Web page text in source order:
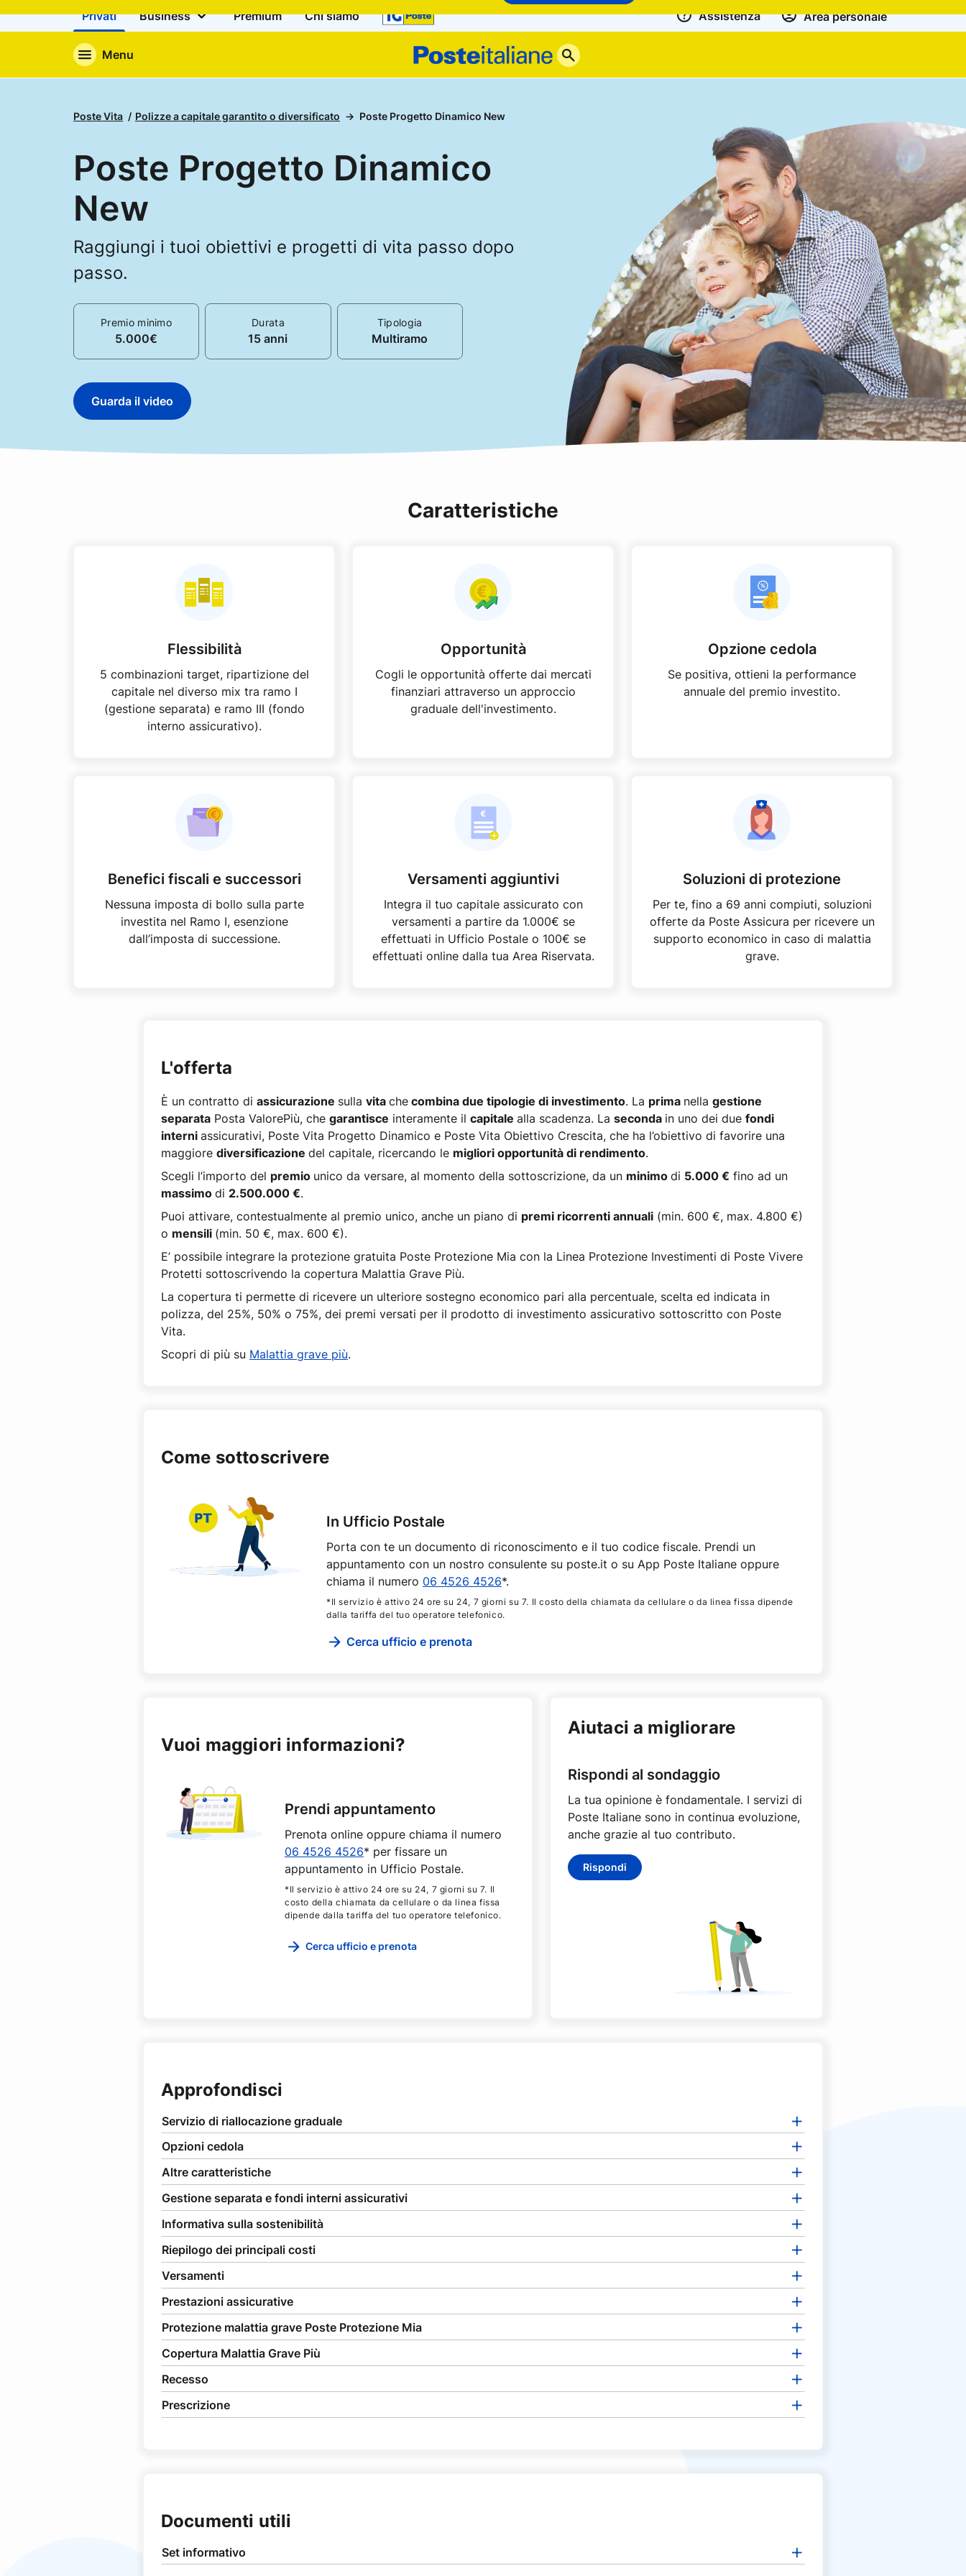
Privati Business Premium Chi siamo Assistenza Area personale
Menu
Poste
Italiane
Poste Vita Polizze a capitale garantito o diversificato Poste Progetto Dinamico New
Poste Progetto Dinamico
New
Raggiungi i tuoi obiettivi e progetti di vita passo dopo
passo.
Premio minimo
5.000€
Durata
15 anni
Tipologia
Multiramo
Guarda il video
Caratteristiche
Flessibilità
5 combinazioni target, ripartizione del
capitale nel diverso mix tra ramo I
(gestione separata) e ramo III (fondo
interno assicurativo).
Opportunità
Cogli le opportunità offerte dai mercati
finanziari attraverso un approccio
graduale dell'investimento.
Opzione cedola
Se positiva, ottieni la performance
annuale del premio investito.
Benefici fiscali e successori
Nessuna imposta di bollo sulla parte
investita nel Ramo I, esenzione
dall’imposta di successione.
Versamenti aggiuntivi​
Integra il tuo capitale assicurato con
versamenti a partire da 1.000€ se
effettuati in Ufficio Postale o 100€ se
effettuati online dalla tua Area Riservata​.
Soluzioni di protezione
Per te, fino a 69 anni compiuti, soluzioni
offerte da Poste Assicura per ricevere un
supporto economico in caso di malattia
grave.
L'offerta
È un contratto di assicurazione sulla vita che combina due tipologie di investimento. La prima nella gestione
separata Posta ValorePiù, che garantisce interamente il capitale alla scadenza. La seconda in uno dei due fondi
interni assicurativi, Poste Vita Progetto Dinamico e Poste Vita Obiettivo Crescita, che ha l’obiettivo di favorire una
maggiore diversificazione del capitale, ricercando le migliori opportunità di rendimento.
Scegli l’importo del premio unico da versare, al momento della sottoscrizione, da un minimo di 5.000 € fino ad un
massimo di 2.500.000 €.
Puoi attivare, contestualmente al premio unico, anche un piano di premi ricorrenti annuali (min. 600 €, max. 4.800 €)
o mensili (min. 50 €, max. 600 €).
E’ possibile integrare la protezione gratuita Poste Protezione Mia con la Linea Protezione Investimenti di Poste Vivere
Protetti sottoscrivendo la copertura Malattia Grave Più.
La copertura ti permette di ricevere un ulteriore sostegno economico pari alla percentuale, scelta ed indicata in
polizza, del 25%, 50% o 75%, dei premi versati per il prodotto di investimento assicurativo sottoscritto con Poste
Vita.
Scopri di più su Malattia grave più.
Come sottoscrivere
In Ufficio Postale
Porta con te un documento di riconoscimento e il tuo codice fiscale. Prendi un
appuntamento con un nostro consulente su poste.it o su App Poste Italiane oppure
chiama il numero 06 4526 4526*.
*Il servizio è attivo 24 ore su 24, 7 giorni su 7. Il costo della chiamata da cellulare o da linea fissa dipende
dalla tariffa del tuo operatore telefonico.
Cerca ufficio e prenota
Vuoi maggiori informazioni?
Prendi appuntamento
Prenota online oppure chiama il numero
06 4526 4526* per fissare un
appuntamento in Ufficio Postale.
*Il servizio è attivo 24 ore su 24, 7 giorni su 7. Il
costo della chiamata da cellulare o da linea fissa
dipende dalla tariffa del tuo operatore telefonico.
Cerca ufficio e prenota
Aiutaci a migliorare
Rispondi al sondaggio
La tua opinione è fondamentale. I servizi di
Poste Italiane sono in continua evoluzione,
anche grazie al tuo contributo.
Rispondi
Approfondisci
Servizio di riallocazione graduale
Opzioni cedola
Altre caratteristiche
Gestione separata e fondi interni assicurativi
Informativa sulla sostenibilità
Riepilogo dei principali costi
Versamenti
Prestazioni assicurative
Protezione malattia grave Poste Protezione Mia
Copertura Malattia Grave Più
Recesso
Prescrizione
Documenti utili
Set informativo